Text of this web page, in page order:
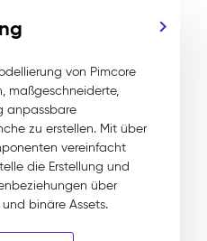
von Pimcore
maßgeschneiderte,
anpassbare
zu erstellen. Mit über
vereinfacht
die Erstellung und
über
binäre Assets.